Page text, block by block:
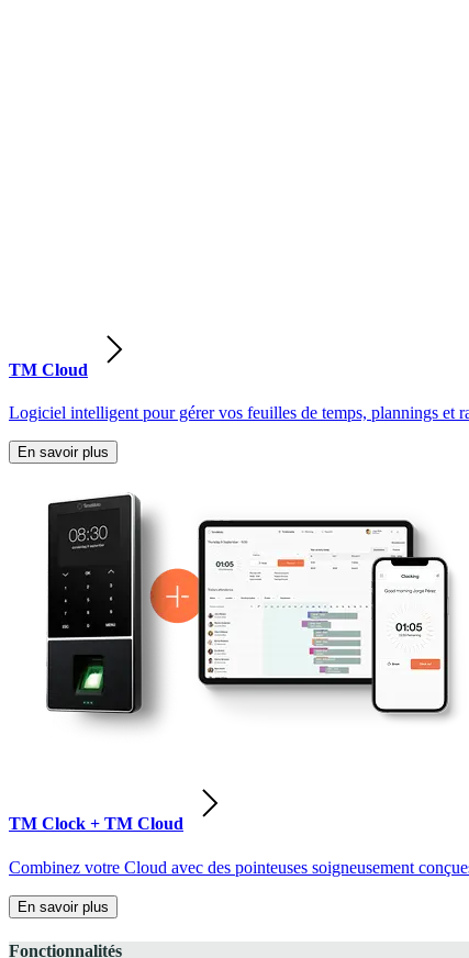
TM Cloud
Logiciel intelligent pour gérer vos feuilles de temps, plannings et
En savoir plus
TM Clock + TM Cloud
Combinez votre Cloud avec des pointeuses soigneusement
En savoir plus
Fonctionnalités